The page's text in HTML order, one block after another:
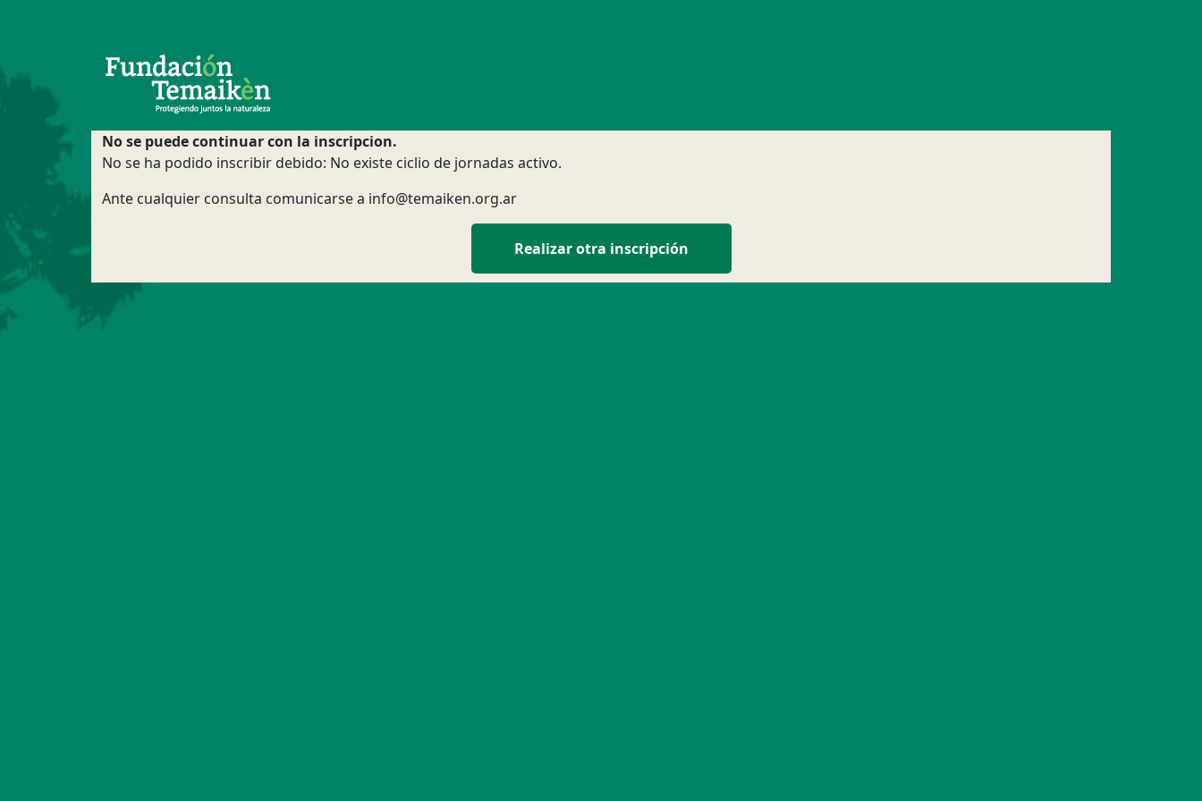
No se puede continuar con la inscripcion.
No se ha podido inscribir debido: No existe ciclio de jornadas activo.
Ante cualquier consulta comunicarse a info@temaiken.org.ar
Realizar otra inscripción